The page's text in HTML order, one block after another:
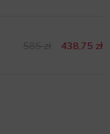
438,75 zł